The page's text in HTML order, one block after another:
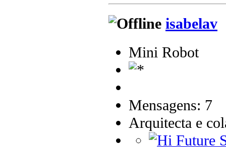
isabelav
Mini Robot
Mensagens: 7
Arquitecta e